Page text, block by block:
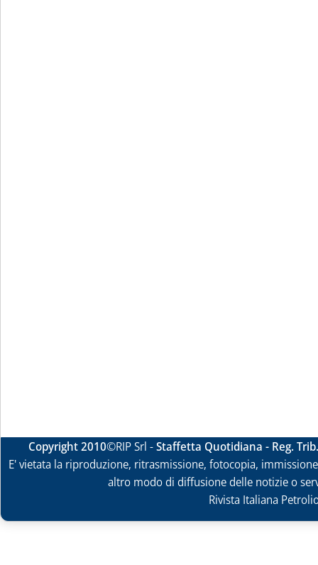
Copyright 2010©RIP Srl -Staffetta Quotidiana - Reg.
E' vietata la riproduzione, ritrasmissione, fotocopia,
altro modo di diffusione delle notizie o
Rivista Italiana